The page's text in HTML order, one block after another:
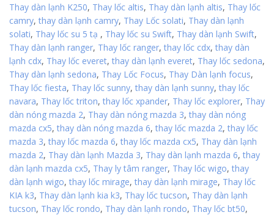
Thay dàn lạnh K250, Thay lốc altis, Thay dàn lạnh altis, Thay lốc
camry, thay dàn lạnh camry, Thay Lốc solati, Thay dàn lạnh
solati, Thay lốc su 5 tạ , Thay lốc su Swift, Thay dàn lạnh Swift,
Thay dàn lạnh ranger, Thay lốc ranger, thay lốc cdx, thay dàn
lạnh cdx, Thay lốc everet, thay dàn lạnh everet, Thay lốc sedona,
Thay dàn lạnh sedona, Thay Lốc Focus, Thay Dàn lạnh focus,
Thay lốc fiesta, Thay lốc sunny, thay dàn lạnh sunny, thay lốc
navara, Thay lốc triton, thay lốc xpander, Thay lốc explorer, Thay
dàn nóng mazda 2, Thay dàn nóng mazda 3, thay dàn nóng
mazda cx5, thay dàn nóng mazda 6, thay lốc mazda 2, thay lốc
mazda 3, thay lốc mazda 6, thay lốc mazda cx5, Thay dàn lạnh
mazda 2, Thay dàn lạnh Mazda 3, Thay dàn lạnh mazda 6, thay
dàn lạnh mazda cx5, Thay ly tâm ranger, Thay lốc wigo, thay
dàn lạnh wigo, thay lốc mirage, thay dàn lạnh mirage, Thay lốc
KIA k3, Thay dàn lạnh kia k3, Thay lốc tucson, Thay dàn lạnh
tucson, Thay lốc rondo, Thay dàn lạnh rondo, Thay lốc bt50,